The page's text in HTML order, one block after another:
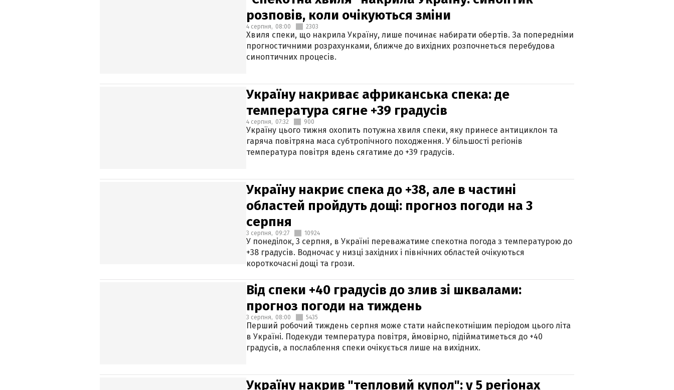
розповів, коли очікуються зміни
4 серпня, 08:00 2303
Хвиля спеки, що накрила Україну, лише починає набирати обертів. За попередніми
прогностичними розрахунками, ближче до вихідних розпочнеться перебудова
синоптичних процесів.
Україну накриває африканська спека: де
температура сягне +39 градусів
4 серпня, 07:32 900
Україну цього тижня охопить потужна хвиля спеки, яку принесе антициклон та
гаряча повітряна маса субтропічного походження. У більшості регіонів
температура повітря вдень сягатиме до +39 градусів.
Україну накриє спека до +38, але в частині
областей пройдуть дощі: прогноз погоди на 3
серпня
3 серпня, 09:27 10924
У понеділок, 3 серпня, в Україні переважатиме спекотна погода з температурою до
+38 градусів. Водночас у низці західних і північних областей очікуються
короткочасні дощі та грози.
Від спеки +40 градусів до злив зі шквалами:
прогноз погоди на тиждень
3 серпня, 08:00 5435
Перший робочий тиждень серпня може стати найспекотнішим періодом цього літа
в Україні. Подекуди температура повітря, ймовірно, підійматиметься до +40
градусів, а послаблення спеки очікується лише на вихідних.
Україну накрив "тепловий купол": у 5 регіонах